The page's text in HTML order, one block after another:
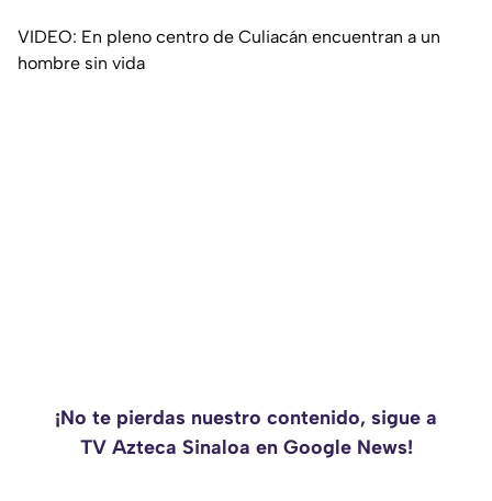
VIDEO: En pleno centro de Culiacán encuentran a un
hombre sin vida
¡No te pierdas nuestro contenido, sigue a
TV Azteca Sinaloa en Google News!